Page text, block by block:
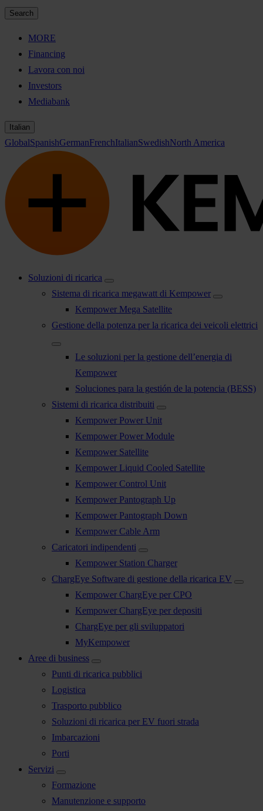
Search
MORE
Financing
Lavora con noi
Investors
Mediabank
Italian
GlobalSpanishGermanFrenchItalianSwedishNorth America
Soluzioni di ricarica
Sistema di ricarica megawatt di Kempower
Kempower Mega Satellite
Gestione della potenza per la ricarica dei veicoli elettrici
Le soluzioni per la gestione dell’energia di
Kempower
Soluciones para la gestión de la potencia (BESS)
Sistemi di ricarica distribuiti
Kempower Power Unit
Kempower Power Module
Kempower Satellite
Kempower Liquid Cooled Satellite
Kempower Control Unit
Kempower Pantograph Up
Kempower Pantograph Down
Kempower Cable Arm
Caricatori indipendenti
Kempower Station Charger
ChargEye Software di gestione della ricarica EV
Kempower ChargEye per CPO
Kempower ChargEye per depositi
ChargEye per gli sviluppatori
MyKempower
Aree di business
Punti di ricarica pubblici
Logistica
Trasporto pubblico
Soluzioni di ricarica per EV fuori strada
Imbarcazioni
Porti
Servizi
Formazione
Manutenzione e supporto